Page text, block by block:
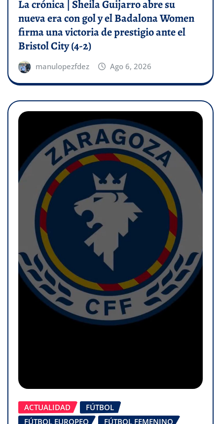
La crónica | Sheila Guijarro abre su
nueva era con gol y el Badalona Women
firma una victoria de prestigio ante el
Bristol City (4-2)
manulopezfdez Ago 6, 2026
ACTUALIDAD
FÚTBOL
FÚTBOL EUROPEO
FÚTBOL FEMENINO